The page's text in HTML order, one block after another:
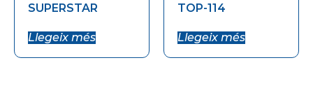
SUPERSTAR
Llegeix més
TOP-114
Llegeix més